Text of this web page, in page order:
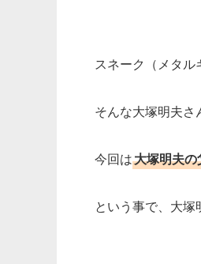
スネーク（メタル
そんな大塚明夫さ
今回は大塚明夫
という事で、大塚